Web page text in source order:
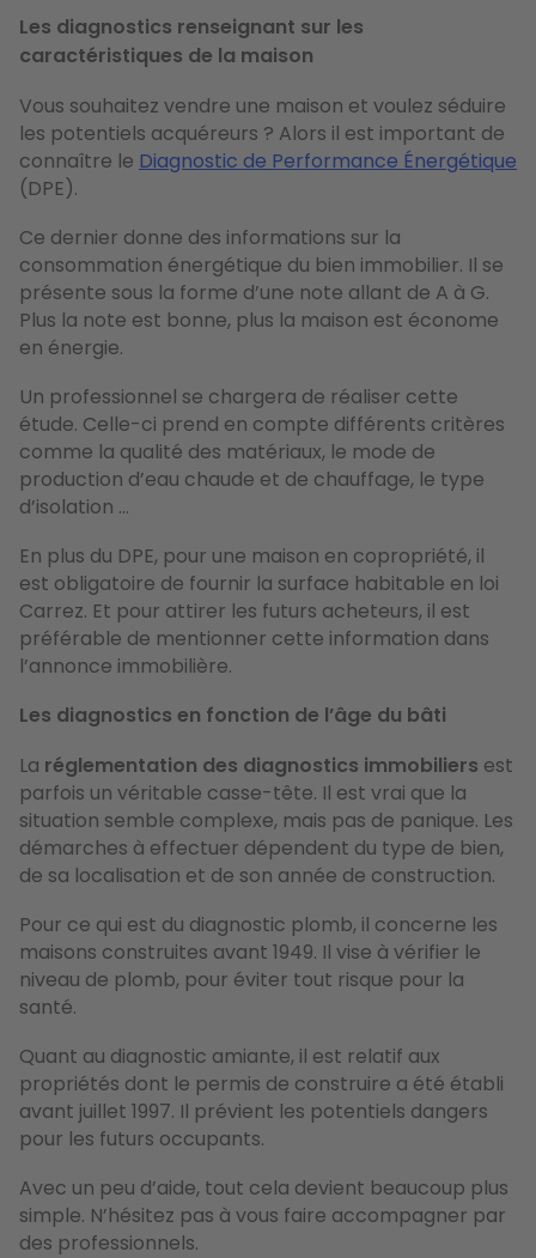
Les diagnostics renseignant sur les
caractéristiques de la maison
Vous souhaitez vendre une maison et voulez séduire
les potentiels acquéreurs ? Alors il est important de
connaître le Diagnostic de Performance Énergétique
(DPE).
Ce dernier donne des informations sur la
consommation énergétique du bien immobilier. Il se
présente sous la forme d’une note allant de A à G.
Plus la note est bonne, plus la maison est économe
en énergie.
Un professionnel se chargera de réaliser cette
étude. Celle-ci prend en compte différents critères
comme la qualité des matériaux, le mode de
production d’eau chaude et de chauffage, le type
d’isolation ...
En plus du DPE, pour une maison en copropriété, il
est obligatoire de fournir la surface habitable en loi
Carrez. Et pour attirer les futurs acheteurs, il est
préférable de mentionner cette information dans
l’annonce immobilière.
Les diagnostics en fonction de l’âge du bâti
La réglementation des diagnostics immobiliers est
parfois un véritable casse-tête. Il est vrai que la
situation semble complexe, mais pas de panique. Les
démarches à effectuer dépendent du type de bien,
de sa localisation et de son année de construction.
Pour ce qui est du diagnostic plomb, il concerne les
maisons construites avant 1949. Il vise à vérifier le
niveau de plomb, pour éviter tout risque pour la
santé.
Quant au diagnostic amiante, il est relatif aux
propriétés dont le permis de construire a été établi
avant juillet 1997. Il prévient les potentiels dangers
pour les futurs occupants.
Avec un peu d’aide, tout cela devient beaucoup plus
simple. N’hésitez pas à vous faire accompagner par
des professionnels.